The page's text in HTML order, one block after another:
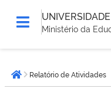
Ministério da
está
aqui:Página inicial
Relatório de Atividades